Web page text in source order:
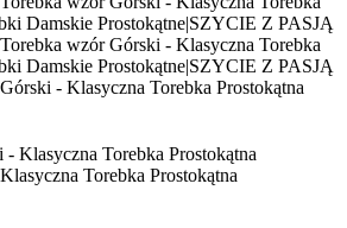
Torebka Prostokątna